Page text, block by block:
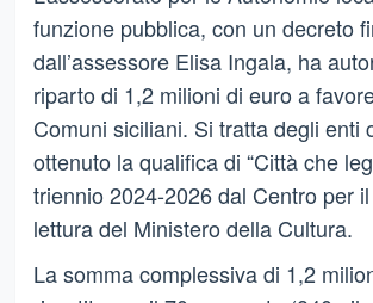
funzione pubblica, con un decreto
dall’assessore Elisa Ingala, ha
riparto di 1,2 milioni di euro a
Comuni siciliani. Si tratta degli enti
ottenuto la qualifica di “Città che
triennio 2024-2026 dal Centro per
lettura del Ministero della Cultura.
La somma complessiva di 1,2